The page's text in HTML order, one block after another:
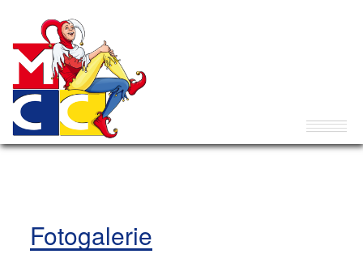
Fotogalerie